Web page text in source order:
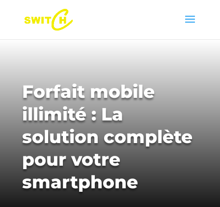
Forfait mobile
illimité : La
solution complète
pour votre
smartphone